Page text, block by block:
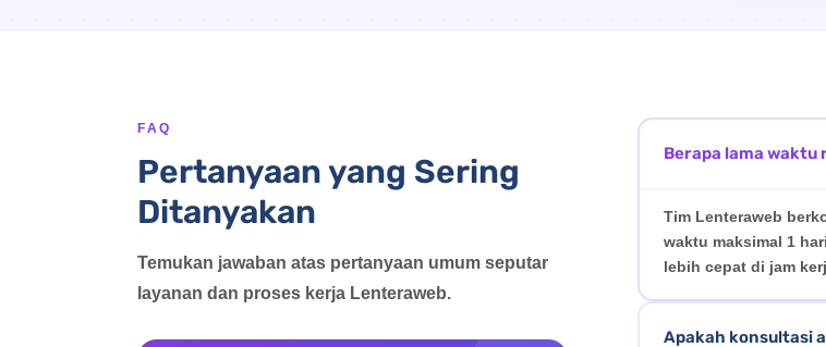
FAQ
Pertanyaan yang Sering
Ditanyakan
Temukan jawaban atas pertanyaan umum seputar
layanan dan proses kerja Lenteraweb.
Berapa lama waktu
Tim Lenteraweb
waktu maksimal 1
lebih cepat di jam
Apakah konsultasi